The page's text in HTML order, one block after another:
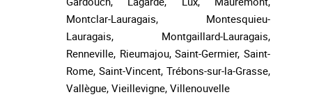
Montclar-Lauragais, Montesquieu-
Lauragais, Montgaillard-Lauragais,
Renneville, Rieumajou, Saint-Germier, Saint-
Rome, Saint-Vincent, Trébons-sur-la-Grasse,
Vallègue, Vieillevigne, Villenouvelle